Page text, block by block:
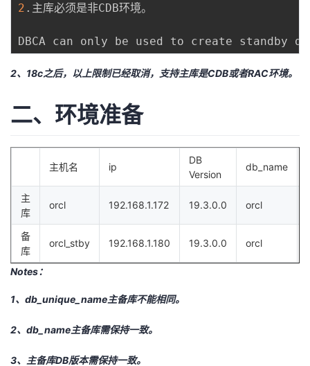
课
的
证
我
实
的
藏
术
持
云
建
2 .主库必须是非CDB环境。
DBCA can only be used to create standby
2、18c之后，以上限制已经取消，支持主库是CDB或者RAC环境。
二、环境准备
主机名 ip
DB
Version
db_name
主
库
orcl 192.168.1.172 19.3.0.0 orcl
备
库
orcl_stby 192.168.1.180 19.3.0.0 orcl
Notes：
1、db_unique_name主备库不能相同。
2、db_name主备库需保持一致。
3、主备库DB版本需保持一致。